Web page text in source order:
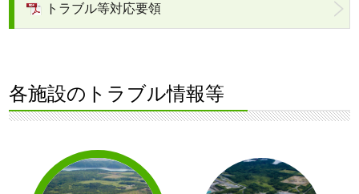
トラブル等対応要領
各施設のトラブル情報等